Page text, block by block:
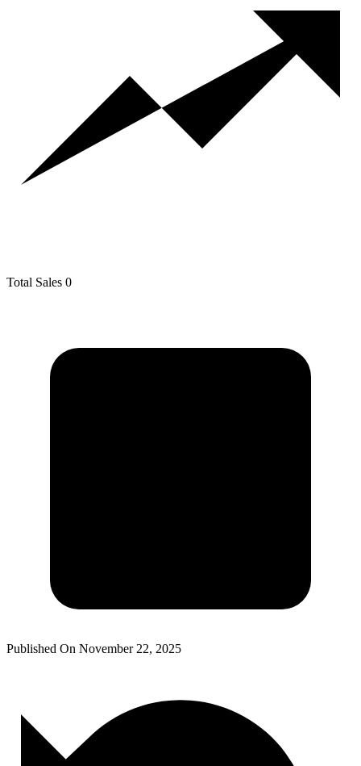
Total Sales 0
Published On November 22, 2025